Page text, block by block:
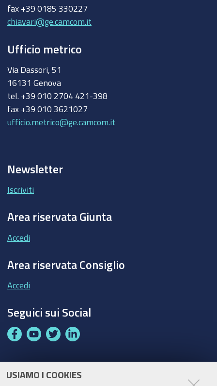
USIAMO I COOKIES
fax +39 0185 330227
chiavari@ge.camcom.it
Ufficio metrico
Via Dassori, 51
16131 Genova
tel. +39 010 2704 421-398
fax +39 010 3621027
ufficio.metrico@ge.camcom.it
Newsletter
Iscriviti
Area riservata Giunta
Accedi
Area riservata Consiglio
Accedi
Seguici sui Social
F
e
Y
t
T
t
L
k